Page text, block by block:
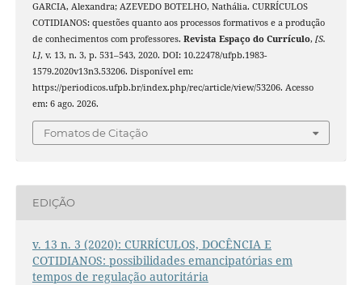
GARCIA, Alexandra; AZEVEDO BOTELHO, Nathália. CURRÍCULOS
COTIDIANOS: questões quanto aos processos formativos e a produção
de conhecimentos com professores. Revista Espaço do Currículo, [S.
l.], v. 13, n. 3, p. 531–543, 2020. DOI: 10.22478/ufpb.1983-
1579.2020v13n3.53206. Disponível em:
https://periodicos.ufpb.br/index.php/rec/article/view/53206. Acesso
em: 6 ago. 2026.
Fomatos de Citação
EDIÇÃO
v. 13 n. 3 (2020): CURRÍCULOS, DOCÊNCIA E
COTIDIANOS: possibilidades emancipatórias em
tempos de regulação autoritária